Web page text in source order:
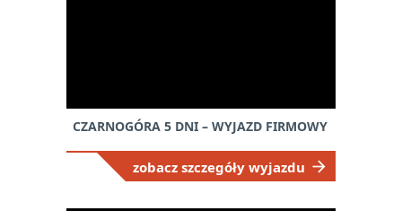
CZARNOGÓRA 5 DNI – WYJAZD FIRMOWY
zobacz szczegóły wyjazdu